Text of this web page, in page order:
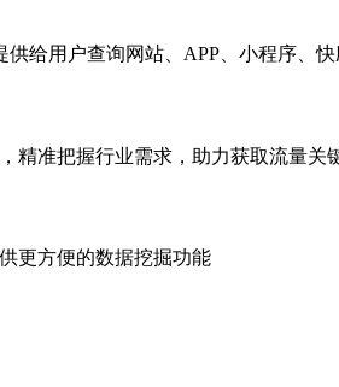
供给用户查询网站、APP、小程序、
精准把握行业需求，助力获取流量关
更方便的数据挖掘功能